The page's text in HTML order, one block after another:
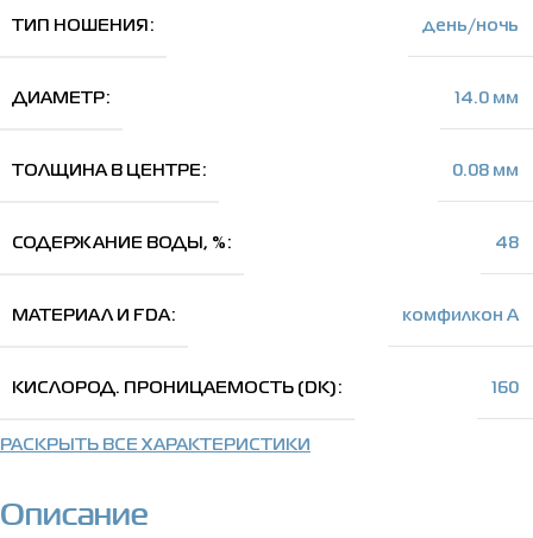
ТИП НОШЕНИЯ день/ночь
ДИАМЕТР 14.0 мм
ТОЛЩИНА В ЦЕНТРЕ 0.08 мм
СОДЕРЖАНИЕ ВОДЫ, % 48
МАТЕРИАЛ И FDA комфилкон А
КИСЛОРОД. ПРОНИЦАЕМОСТЬ (DK) 160
РАСКРЫТЬ ВСЕ ХАРАКТЕРИСТИКИ
Описание